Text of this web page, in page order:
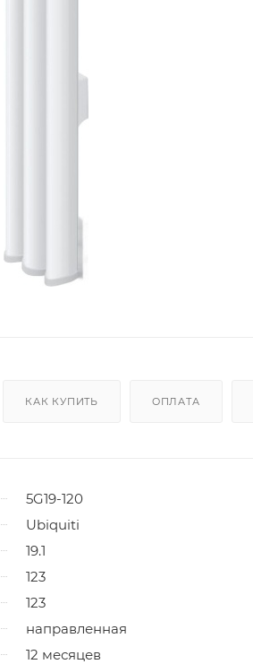
КАК КУПИТЬ ОПЛАТА
5G19-120
Ubiquiti
19.1
123
123
направленная
12 месяцев